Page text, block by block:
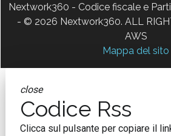
Nextwork360 - Codice fiscale e
- © 2026 Nextwork360. ALL
AWS
Mappa del sito
close
Codice Rss
Clicca sul pulsante per copiare il